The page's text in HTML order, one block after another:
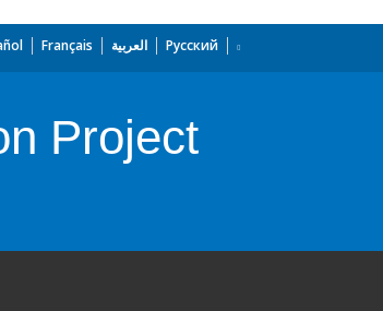
Français العربية Русский
Project